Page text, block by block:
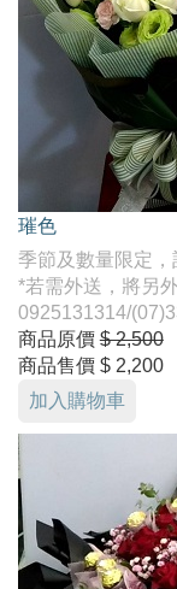
璀色
季節及數量限定，
*若需外送，將另
0925131314/
商品原價 $ 2,500
商品售價 $ 2,200
加入購物車